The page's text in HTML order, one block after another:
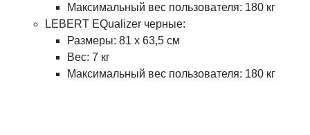
Максимальный вес пользователя: 180 кг
LEBERT EQualizer черные:
Размеры: 81 х 63,5 см
Вес: 7 кг
Максимальный вес пользователя: 180 кг